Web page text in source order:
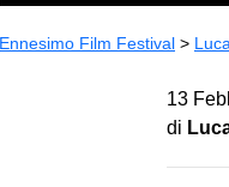
Ennesimo Film Festival >
13
di